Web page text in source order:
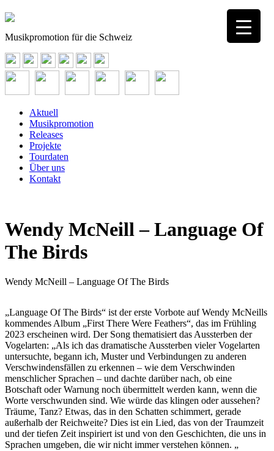
Musikpromotion für die Schweiz
Aktuell
Musikpromotion
Releases
Projekte
Tourdaten
Über uns
Kontakt
Wendy McNeill – Language Of
The Birds
Wendy McNeill – Language Of The Birds
„Language Of The Birds“ ist der erste Vorbote auf Wendy McNeills
kommendes Album „First There Were Feathers“, das im Frühling
2023 erscheinen wird. Der Song thematisiert das Aussterben der
Vogelarten: „Als ich das dramatische Aussterben vieler Vogelarten
untersuchte, begann ich, Muster und Verbindungen zu anderen
Verschwindensfällen zu erkennen – wie dem Verschwinden
menschlicher Sprachen – und dachte darüber nach, ob eine
Botschaft oder Warnung noch übermittelt werden kann, wenn die
Worte verschwunden sind. Wie würde das klingen oder aussehen?
Träume, Tanz? Etwas, das in den Schatten schimmert, gerade
außerhalb der Reichweite? Dies ist ein Lied, das von der Traumzeit
und der tiefen Zeit inspiriert ist und von den Geschichten, die uns in
Sprachen umgeben, die wir nicht immer verstehen können. „